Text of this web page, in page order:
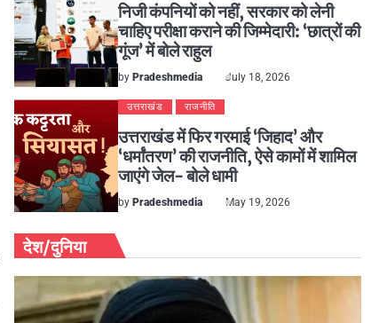
निजी कंपनियों को नहीं, सरकार को लेनी
चाहिए परीक्षा कराने की जिम्मेदारी: ‘छात्रों की
गूंज’ में बोले राहुल
by Pradeshmedia July 18, 2026
उत्तराखंड राजनीति
उत्तराखंड में फिर गरमाई ‘जिहाद’ और
‘धर्मांतरण’ की राजनीति, ऐसे कामों में शामिल
जाएंगे जेल- बोले धामी
by Pradeshmedia May 19, 2026
देश/दुनिया